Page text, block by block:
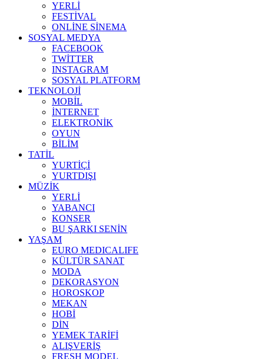
YERLİ
FESTİVAL
ONLİNE SİNEMA
SOSYAL MEDYA
FACEBOOK
TWİTTER
INSTAGRAM
SOSYAL PLATFORM
TEKNOLOJİ
MOBİL
İNTERNET
ELEKTRONİK
OYUN
BİLİM
TATİL
YURTİÇİ
YURTDIŞI
MÜZİK
YERLİ
YABANCI
KONSER
BU ŞARKI SENİN
YAŞAM
EURO MEDICALIFE
KÜLTÜR SANAT
MODA
DEKORASYON
HOROSKOP
MEKAN
HOBİ
DİN
YEMEK TARİFİ
ALIŞVERİŞ
FRESH MODEL